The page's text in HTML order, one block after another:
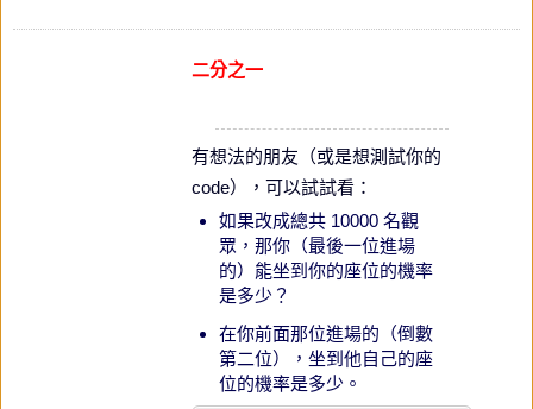
二分之一
有想法的朋友（或是想測試你的
code），可以試試看：
如果改成總共 10000 名觀
眾，那你（最後一位進場
的）能坐到你的座位的機率
是多少？
在你前面那位進場的（倒數
第二位），坐到他自己的座
位的機率是多少。